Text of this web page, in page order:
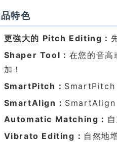
特色
更強大的 Pitch Editing：
Shaper Tool： 在您的音
加！
SmartPitch： SmartPitch
SmartAlign： SmartAlign
Automatic Matching：
Vibrato Editing： 自然地